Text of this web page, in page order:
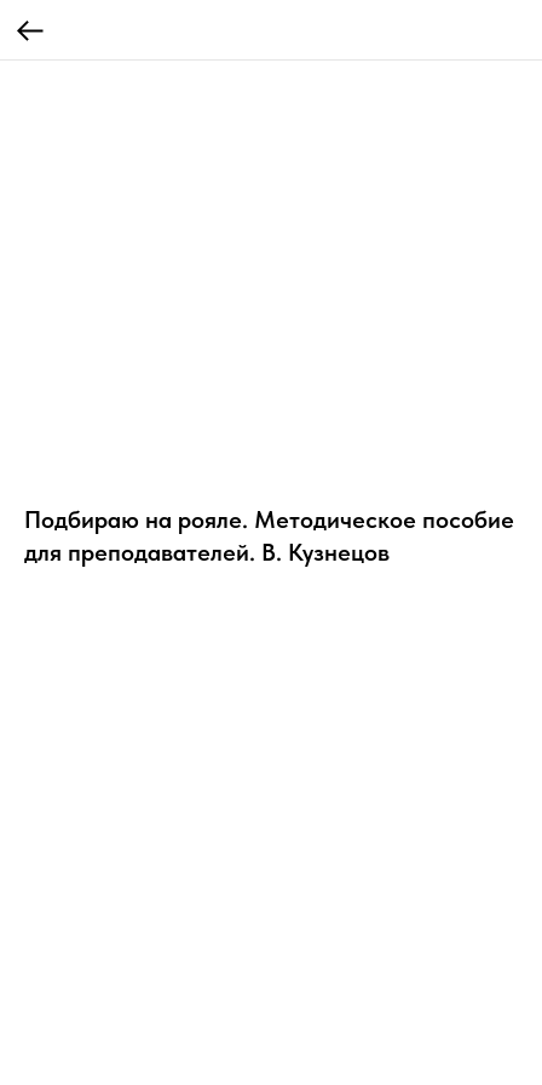
Подбираю на рояле. Методическое пособие
для преподавателей. В. Кузнецов